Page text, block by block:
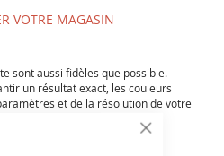
CLOSE
VOTRE MAGASIN
sont aussi fidèles que possible.
un résultat exact, les couleurs
et de la résolution de votre